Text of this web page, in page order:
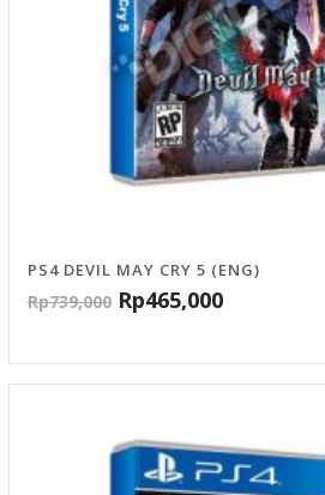
PS4 DEVIL MAY CRY 5 (ENG)
Rp739,000 Rp465,000